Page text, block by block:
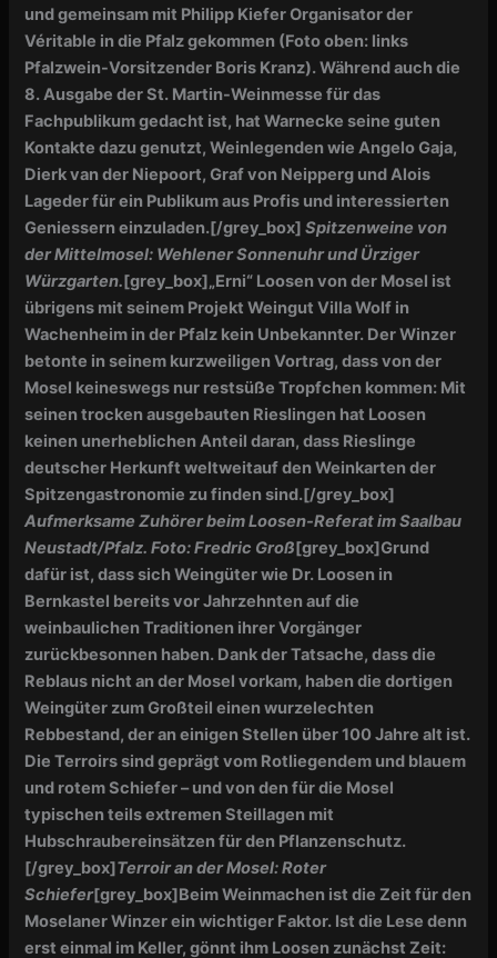
und gemeinsam mit Philipp Kiefer Organisator der
Véritable in die Pfalz gekommen (Foto oben: links
Pfalzwein-Vorsitzender Boris Kranz). Während auch die
8. Ausgabe der St. Martin-Weinmesse für das
Fachpublikum gedacht ist, hat Warnecke seine guten
Kontakte dazu genutzt, Weinlegenden wie Angelo Gaja,
Dierk van der Niepoort, Graf von Neipperg und Alois
Lageder für ein Publikum aus Profis und interessierten
Geniessern einzuladen.[/grey_box] Spitzenweine von
der Mittelmosel: Wehlener Sonnenuhr und Ürziger
Würzgarten.[grey_box]„Erni“ Loosen von der Mosel ist
übrigens mit seinem Projekt Weingut Villa Wolf in
Wachenheim in der Pfalz kein Unbekannter. Der Winzer
betonte in seinem kurzweiligen Vortrag, dass von der
Mosel keineswegs nur restsüße Tropfchen kommen: Mit
seinen trocken ausgebauten Rieslingen hat Loosen
keinen unerheblichen Anteil daran, dass Rieslinge
deutscher Herkunft weltweitauf den Weinkarten der
Spitzengastronomie zu finden sind.[/grey_box]
Aufmerksame Zuhörer beim Loosen-Referat im Saalbau
Neustadt/Pfalz. Foto: Fredric Groß[grey_box]Grund
dafür ist, dass sich Weingüter wie Dr. Loosen in
Bernkastel bereits vor Jahrzehnten auf die
weinbaulichen Traditionen ihrer Vorgänger
zurückbesonnen haben. Dank der Tatsache, dass die
Reblaus nicht an der Mosel vorkam, haben die dortigen
Weingüter zum Großteil einen wurzelechten
Rebbestand, der an einigen Stellen über 100 Jahre alt ist.
Die Terroirs sind geprägt vom Rotliegendem und blauem
und rotem Schiefer – und von den für die Mosel
typischen teils extremen Steillagen mit
Hubschraubereinsätzen für den Pflanzenschutz.
[/grey_box]Terroir an der Mosel: Roter
Schiefer[grey_box]Beim Weinmachen ist die Zeit für den
Moselaner Winzer ein wichtiger Faktor. Ist die Lese denn
erst einmal im Keller, gönnt ihm Loosen zunächst Zeit: